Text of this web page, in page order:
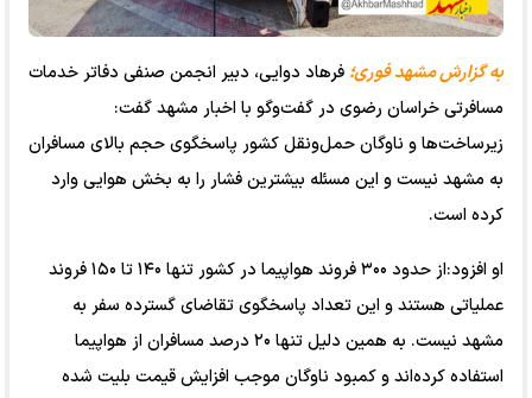
به گزارش مشهد فوری؛ فرهاد دوایی، دبیر انجمن صنفی دفاتر خدمات
مسافرتی خراسان رضوی در گفت‌وگو با اخبار مشهد گفت:
زیرساخت‌ها و ناوگان حمل‌ونقل کشور پاسخگوی حجم بالای مسافران
به مشهد نیست و این مسئله بیشترین فشار را به بخش هوایی وارد
کرده است.
او افزود:از حدود ۳۰۰ فروند هواپیما در کشور تنها ۱۴۰ تا ۱۵۰ فروند
عملیاتی هستند و این تعداد پاسخگوی تقاضای گسترده سفر به
مشهد نیست. به همین دلیل تنها ۲۰ درصد مسافران از هواپیما
استفاده کرده‌اند و کمبود ناوگان موجب افزایش قیمت بلیت شده